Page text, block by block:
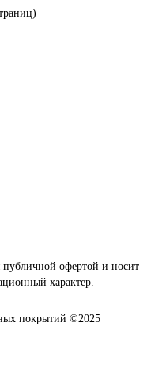
публичной офертой и носит
характер.
покрытий ©2025